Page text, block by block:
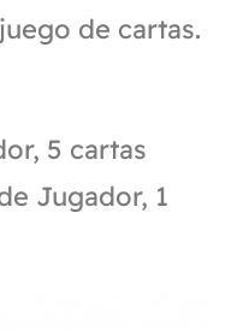
de cartas.
5 cartas
Jugador, 1